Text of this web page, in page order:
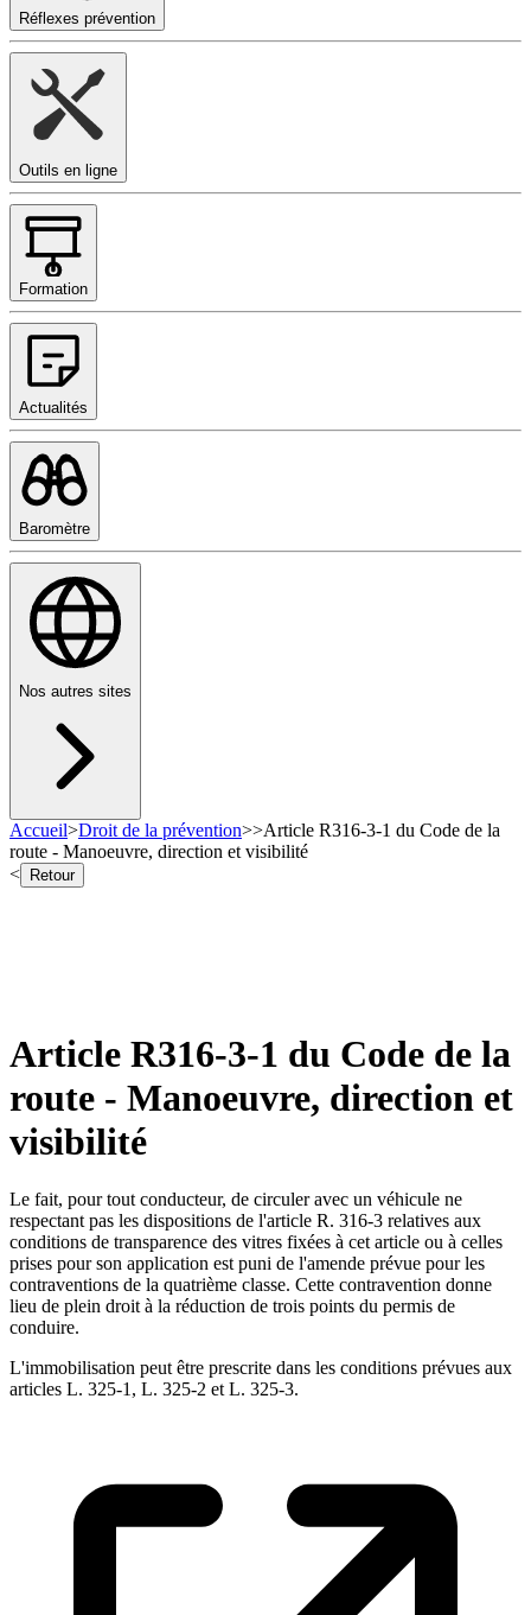
Réflexes prévention
Outils en ligne
Formation
Actualités
Baromètre
Nos autres sites
Accueil>Droit de la prévention>>Article R316-3-1 du Code de la
route - Manoeuvre, direction et visibilité
<
Retour
Article R316-3-1 du Code de la
route - Manoeuvre, direction et
visibilité
Le fait, pour tout conducteur, de circuler avec un véhicule ne
respectant pas les dispositions de l'article R. 316-3 relatives aux
conditions de transparence des vitres fixées à cet article ou à celles
prises pour son application est puni de l'amende prévue pour les
contraventions de la quatrième classe. Cette contravention donne
lieu de plein droit à la réduction de trois points du permis de
conduire.
L'immobilisation peut être prescrite dans les conditions prévues aux
articles L. 325-1, L. 325-2 et L. 325-3.